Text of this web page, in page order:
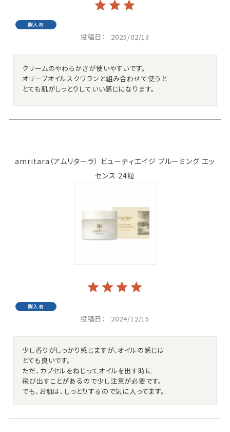
購入者
投稿日 2025/02/13
クリームのやわらかさが使いやすいです。
オリーブオイルスクワランと組み合わせて使うと
とても肌がしっとりしていい感じになります。
amritara（アムリターラ） ビューティエイジ ブルーミング エッ
センス 24粒
購入者
投稿日 2024/12/15
少し香りがしっかり感じますが、オイルの感じは
とても良いです。
ただ、カプセルをねじってオイルを出す時に
飛び出すことがあるので少し注意が必要です。
でも、お肌は、しっとりするので気に入ってます。